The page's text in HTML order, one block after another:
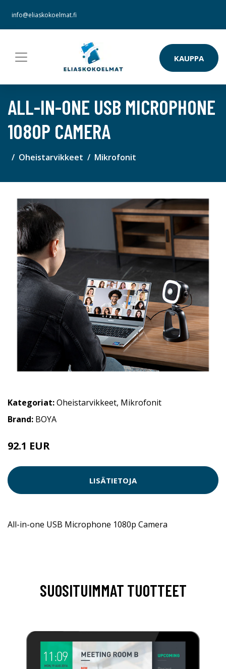
info@eliaskokoelmat.fi
KAUPPA
ALL-IN-ONE USB MICROPHONE
1080P CAMERA
Oheistarvikkeet Mikrofonit
Kategoriat:Oheistarvikkeet, Mikrofonit
Brand: BOYA
92.1 EUR
LISÄTIETOJA
All-in-one USB Microphone 1080p Camera
SUOSITUIMMAT TUOTTEET